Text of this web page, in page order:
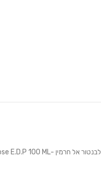
לבנטור אל חרמין -Al Haramain L'aventure Rose E.D.P 100 ML